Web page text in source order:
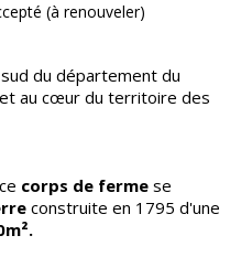
(à renouveler)
du département du
au cœur du territoire des
corps de ferme se
construite en 1795 d'une